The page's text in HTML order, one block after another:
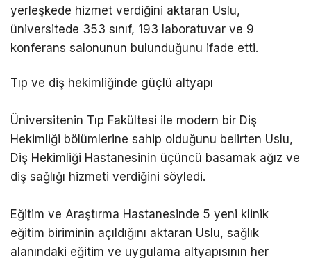
yerleşkede hizmet verdiğini aktaran Uslu,
üniversitede 353 sınıf, 193 laboratuvar ve 9
konferans salonunun bulunduğunu ifade etti.
Tıp ve diş hekimliğinde güçlü altyapı
Üniversitenin Tıp Fakültesi ile modern bir Diş
Hekimliği bölümlerine sahip olduğunu belirten Uslu,
Diş Hekimliği Hastanesinin üçüncü basamak ağız ve
diş sağlığı hizmeti verdiğini söyledi.
Eğitim ve Araştırma Hastanesinde 5 yeni klinik
eğitim biriminin açıldığını aktaran Uslu, sağlık
alanındaki eğitim ve uygulama altyapısının her